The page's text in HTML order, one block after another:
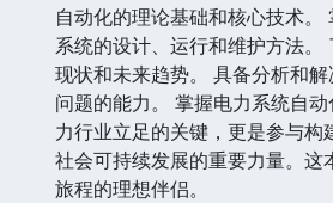
自动化的理论基础和核心技术。
系统的设计、运行和维护方法。
现状和未来趋势。 具备分析和
问题的能力。 掌握电力系统自
力行业立足的关键，更是参与构
社会可持续发展的重要力量。这
旅程的理想伴侣。